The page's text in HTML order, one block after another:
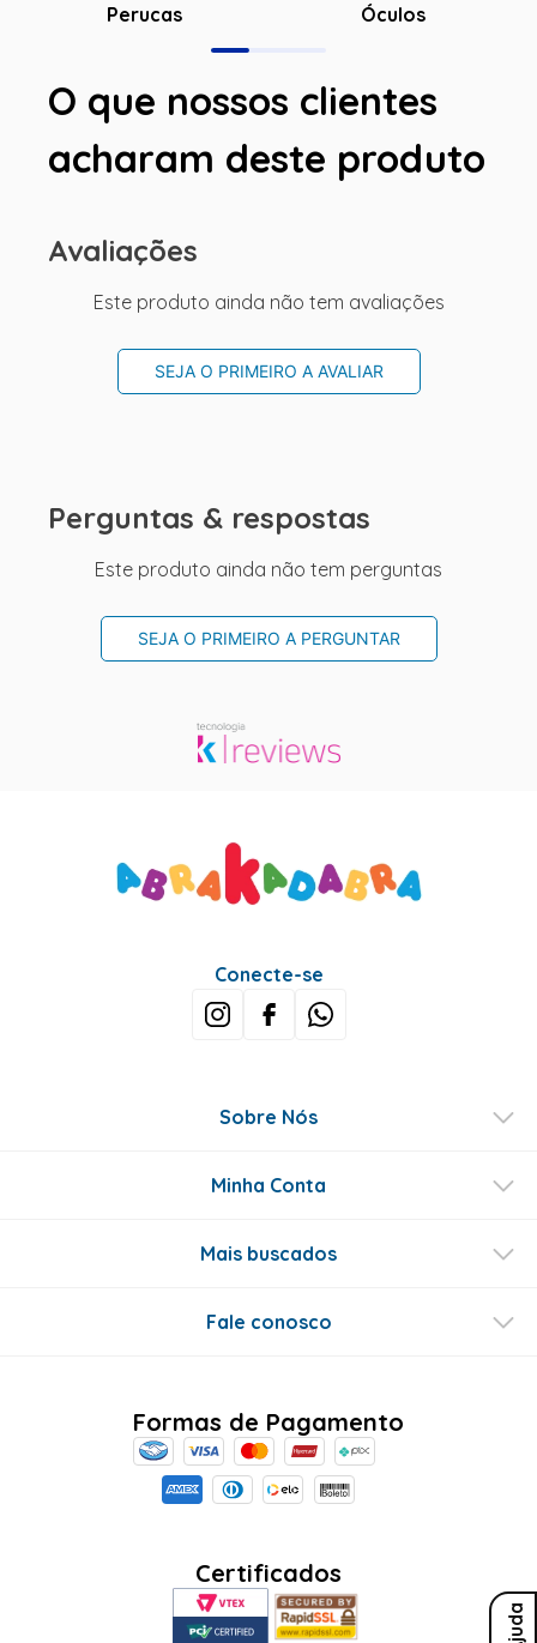
Perucas Óculos
O que nossos clientes
acharam deste produto
Avaliações
Este produto ainda não tem avaliações
SEJA O PRIMEIRO A AVALIAR
Perguntas & respostas
Este produto ainda não tem perguntas
SEJA O PRIMEIRO A PERGUNTAR
Ajuda
Conecte-se
Sobre Nós
Minha Conta
Mais buscados
Fale conosco
Formas de Pagamento
Certificados